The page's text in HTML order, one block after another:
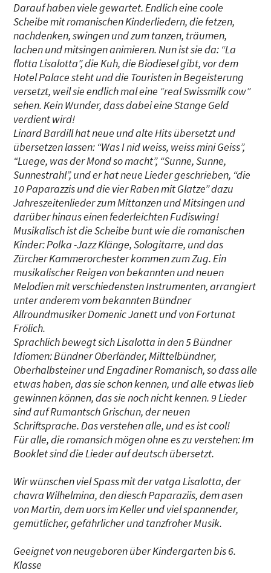
Darauf haben viele gewartet. Endlich eine coole
Scheibe mit romanischen Kinderliedern, die fetzen,
nachdenken, swingen und zum tanzen, träumen,
lachen und mitsingen animieren. Nun ist sie da: “La
flotta Lisalotta”, die Kuh, die Biodiesel gibt, vor dem
Hotel Palace steht und die Touristen in Begeisterung
versetzt, weil sie endlich mal eine “real Swissmilk cow”
sehen. Kein Wunder, dass dabei eine Stange Geld
verdient wird!
Linard Bardill hat neue und alte Hits übersetzt und
übersetzen lassen: “Was I nid weiss, weiss mini Geiss”,
“Luege, was der Mond so macht”, “Sunne, Sunne,
Sunnestrahl”, und er hat neue Lieder geschrieben, “die
10 Paparazzis und die vier Raben mit Glatze” dazu
Jahreszeitenlieder zum Mittanzen und Mitsingen und
darüber hinaus einen federleichten Fudiswing!
Musikalisch ist die Scheibe bunt wie die romanischen
Kinder: Polka -Jazz Klänge, Sologitarre, und das
Zürcher Kammerorchester kommen zum Zug. Ein
musikalischer Reigen von bekannten und neuen
Melodien mit verschiedensten Instrumenten, arrangiert
unter anderem vom bekannten Bündner
Allroundmusiker Domenic Janett und von Fortunat
Frölich.
Sprachlich bewegt sich Lisalotta in den 5 Bündner
Idiomen: Bündner Oberländer, Milttelbündner,
Oberhalbsteiner und Engadiner Romanisch, so dass alle
etwas haben, das sie schon kennen, und alle etwas lieb
gewinnen können, das sie noch nicht kennen. 9 Lieder
sind auf Rumantsch Grischun, der neuen
Schriftsprache. Das verstehen alle, und es ist cool!
Für alle, die romansich mögen ohne es zu verstehen: Im
Booklet sind die Lieder auf deutsch übersetzt.
Wir wünschen viel Spass mit der vatga Lisalotta, der
chavra Wilhelmina, den diesch Paparaziis, dem asen
von Martin, dem uors im Keller und viel spannender,
gemütlicher, gefährlicher und tanzfroher Musik.
Geeignet von neugeboren über Kindergarten bis 6.
Klasse